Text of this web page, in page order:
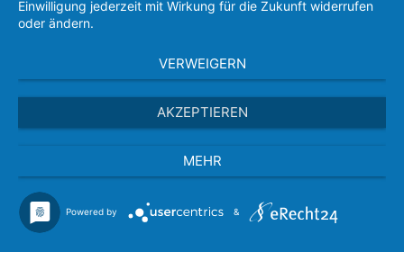
Einwilligung jederzeit mit Wirkung für die Zukunft widerrufen
oder ändern.
VERWEIGERN
AKZEPTIEREN
MEHR
Powered by &